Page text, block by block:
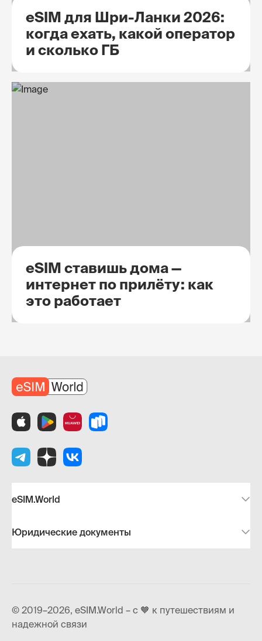
eSIM для Шри-Ланки 2026:
когда ехать, какой оператор
и сколько ГБ
eSIM ставишь дома —
интернет по прилёту: как
это работает
eSIM.World
Юридические документы
© 2019–2026, eSIM.World – с 🧡 к путешествиям и
надежной связи